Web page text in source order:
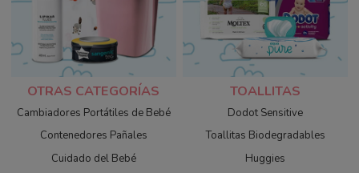
OTRAS CATEGORÍAS
Cambiadores Portátiles de Bebé
Contenedores Pañales
Cuidado del Bebé
TOALLITAS
Dodot Sensitive
Toallitas Biodegradables
Huggies